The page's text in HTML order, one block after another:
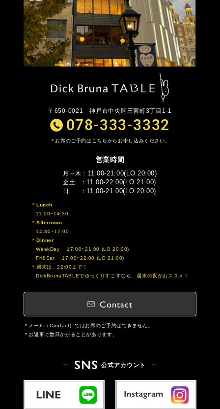
〒650-0021神戸市中央区三宮町3丁目1-1
078-333-3332
お席のご予約はこちらからお申し込みください。
営業時間
月～木 11:00-21:00(LO.20:00)
金土 11:00-22:00(LO.21:00)
日 11:00-21:00(LO.20:00)
Lunch
11:00~14:30
Afternoon
14:30~17:00
Dinner
WeekDay 17:00~21:00 (LO 20:00)
Fri&Sat 17:00~22:00 (LO 21:00)
週末は、22:00まで！
DickBrunaTABLEでゆっくりすごすなら、週末の夜がおススメ！
Contact
メール（Contact）ではお席のご予約はできません。
お返事に数日かかることがあります。
SNS 公式アカウント